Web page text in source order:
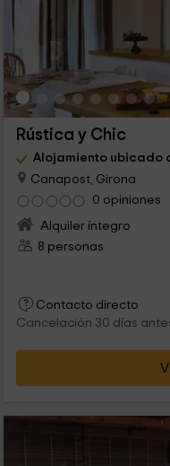
Rústica y Chic
Alojamiento ubicado
Canapost, Girona
0 opiniones
Alquiler íntegro
8 personas
Contacto directo
Cancelación 30 días